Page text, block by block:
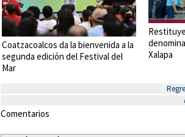
Coatzacoalcos da la bienvenida a la
segunda edición del Festival del
Mar
Xalapa
Comentarios